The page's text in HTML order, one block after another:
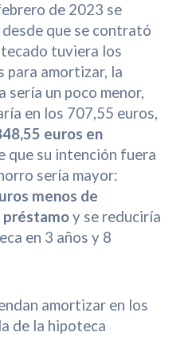
de 2023 se
que se contrató
tuviera los
para amortizar, la
sería un poco menor,
en los 707,55 euros,
euros en
que su intención fuera
sería mayor:
menos de
préstamoy se reduciría
en 3 años y 8
amortizar en los
de la hipoteca